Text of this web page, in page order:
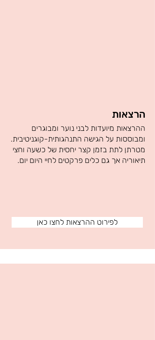
הרצאות
ההרצאות מיועדות לבני נוער ומבוגרים
ומבוססות על הגישה התנהגותית-קוגניטיבית.
מטרתן לתת בזמן קצר יחסית של כשעה וחצי
תיאוריה אך גם כלים פרקטים לחיי היום יום.
לפירוט ההרצאות לחצו כאן